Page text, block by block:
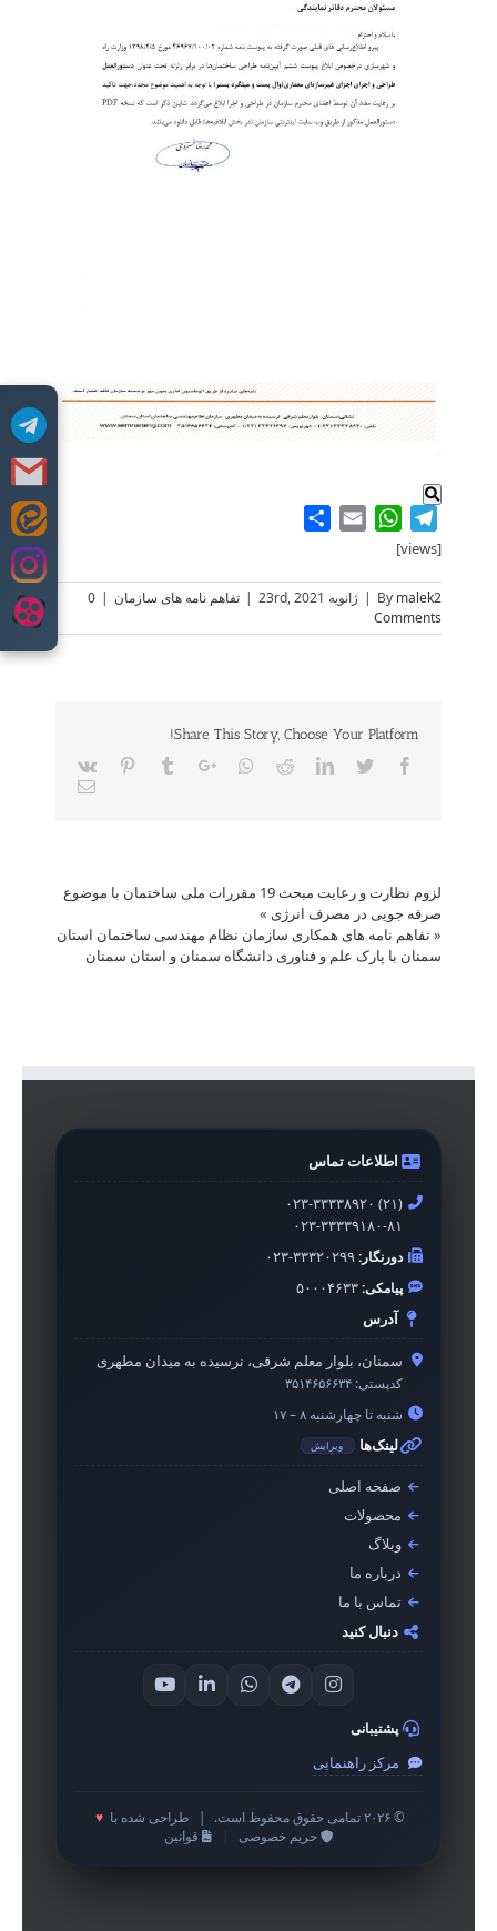
.
Telegram
WhatsApp
Email
[views]
By malek2
| ژانویه 23rd, 2021 | تفاهم نامه های سازمان |
0
Comments
Share This Story, Choose Your Platform!
Facebook
Twitter
LinkedIn
Reddit
Whatsapp
Google+
Tumblr
Pinterest
Vk
Email
لزوم نظارت و رعایت مبحث 19 مقررات ملی ساختمان با موضوع
صرفه جویی در مصرف انرژی »
«تفاهم نامه های همکاری سازمان نظام مهندسی ساختمان استان
سمنان با پارک علم و فناوری دانشگاه سمنان و استان سمنان
اطلاعات تماس
۰۲۳-۳۳۳۳۸۹۲۰ (۲۱)
۰۲۳-۳۳۳۳۹۱۸۰-۸۱
دورنگار:۰۲۳-۳۳۳۲۰۲۹۹
پیامکی:۵۰۰۰۴۶۳۳
آدرس
سمنان، بلوار معلم شرقی، نرسیده به میدان مطهری
کدپستی: ۳۵۱۴۶۵۶۶۳۴
شنبه تا چهارشنبه ۸ – ۱۷
لینک‌ها ویرایش
صفحه اصلی
محصولات
وبلاگ
درباره ما
تماس با ما
دنبال کنید
پشتیبانی
مرکز راهنمایی
© ۲۰۲۶ تمامی حقوق محفوظ است. طراحی شده با ♥
حریم خصوصی
قوانین